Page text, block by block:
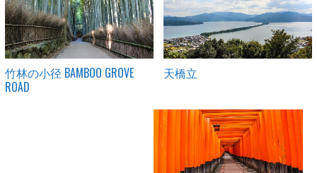
竹林の小径 BAMBOO GROVE
ROAD
天橋立